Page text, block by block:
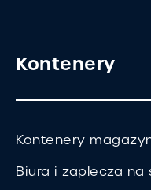
Kontenery
Kontenery
Biura i zaplecza na